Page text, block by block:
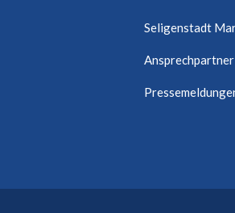
Seligenstadt
Ansprechpartner